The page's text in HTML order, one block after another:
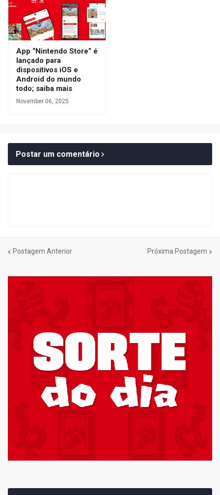
App “Nintendo Store” é
lançado para
dispositivos iOS e
Android do mundo
todo; saiba mais
November 06, 2025
Postar um comentário
Postagem Anterior Próxima Postagem